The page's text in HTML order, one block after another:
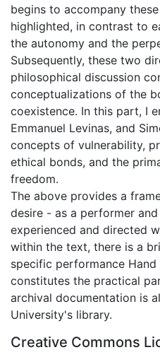
begins to accompany
highlighted, in contrast to
the autonomy and the
Subsequently, these two
philosophical discussion
conceptualizations of the
coexistence. In this part, I
Emmanuel Levinas, and
concepts of vulnerability,
ethical bonds, and the
freedom.
The above provides a
desire - as a performer
experienced and directed
within the text, there is a
specific performance Hand
constitutes the practical
archival documentation is
University's library.
Creative Commons